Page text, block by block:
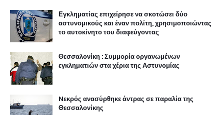
Εγκληματίας επιχείρησε να σκοτώσει δύο
αστυνομικούς και έναν πολίτη, χρησιμοποιώντας
το αυτοκίνητο του διαφεύγοντας
Θεσσαλονίκη : Συμμορία οργανωμένων
εγκληματιών στα χέρια της Αστυνομίας
Nεκρός ανασύρθηκε άντρας σε παραλία της
Θεσσαλονίκης